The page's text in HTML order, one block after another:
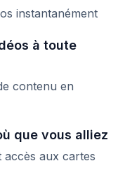
instantanément
à toute
contenu en
que vous alliez
accès aux cartes